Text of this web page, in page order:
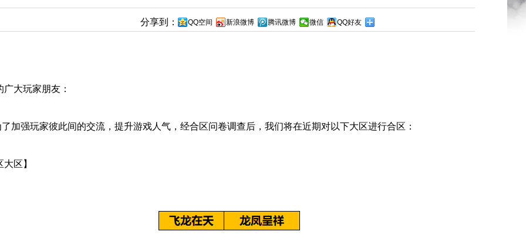
分享到： QQ空间 新浪微博 腾讯微博 微信 QQ好友
广大玩家朋友：
强玩家彼此间的交流，提升游戏人气，经合区问卷调查后，我们将在近期对以下大区进行合区：
区】